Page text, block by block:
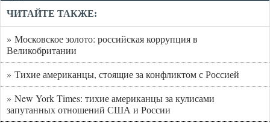
ЧИТАЙТЕ ТАКЖЕ:
» Московское золото: российская коррупция в
Великобритании
» Тихие американцы, стоящие за конфликтом с Россией
» New York Times: тихие американцы за кулисами
запутанных отношений США и России